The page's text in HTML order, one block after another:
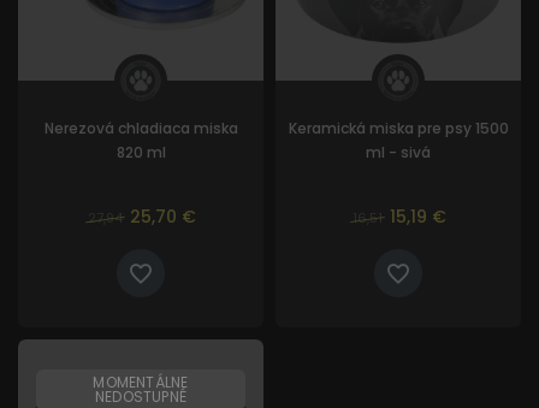
Nerezová chladiaca miska
820 ml
27,94 25,70 €
Keramická miska pre psy 1500
ml - sivá
16,51 15,19 €
MOMENTÁLNE
NEDOSTUPNÉ